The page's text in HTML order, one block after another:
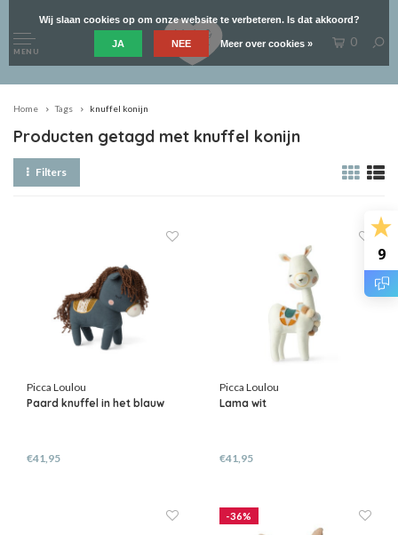
9
MENU
0
Home Tags knuffel konijn
Producten getagd met knuffel konijn
Filters
Picca Loulou
Paard knuffel in het blauw
€41,95
Picca Loulou
Lama wit
€41,95
-36%
Wij slaan cookies op om onze website te verbeteren. Is dat akkoord?
JA NEE Meer over cookies »